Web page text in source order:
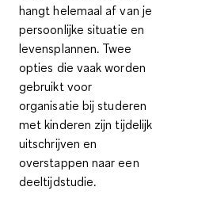
hangt helemaal af van je
persoonlijke situatie en
levensplannen. Twee
opties die vaak worden
gebruikt voor
organisatie bij studeren
met kinderen zijn tijdelijk
uitschrijven en
overstappen naar een
deeltijdstudie.